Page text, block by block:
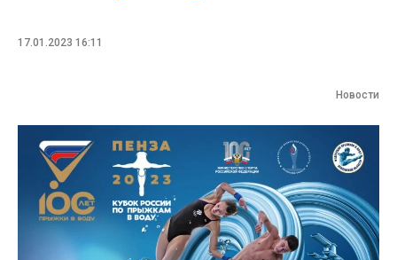
17.01.2023 16:11
Новости